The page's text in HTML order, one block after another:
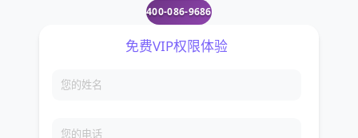
400-086-9686